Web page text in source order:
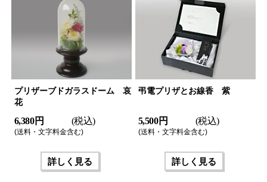
プリザーブドガラスドーム 哀
花
6,380 円 (税込)
(送料・文字料金含む)
詳しく見る
弔電プリザとお線香 紫
5,500 円 (税込)
(送料・文字料金含む)
詳しく見る